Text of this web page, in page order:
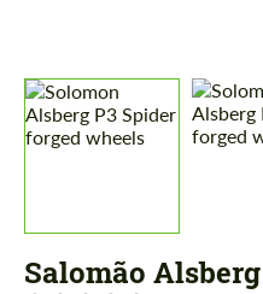
Salomão